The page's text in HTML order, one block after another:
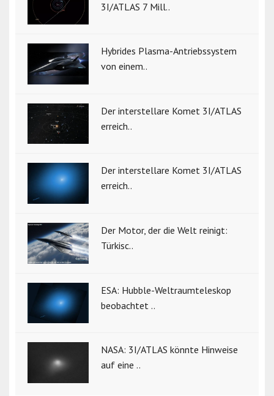
3I/ATLAS 7 Mill..
Hybrides Plasma-Antriebssystem
von einem..
Der interstellare Komet 3I/ATLAS
erreich..
Der interstellare Komet 3I/ATLAS
erreich..
Der Motor, der die Welt reinigt:
Türkisc..
ESA: Hubble-Weltraumteleskop
beobachtet ..
NASA: 3I/ATLAS könnte Hinweise
auf eine ..